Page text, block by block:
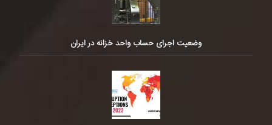
وضعیت اجرای حساب واحد خزانه در ایران